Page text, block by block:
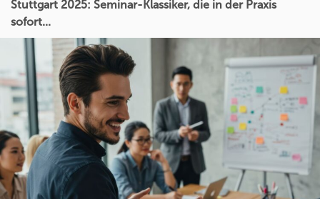
Stuttgart 2025: Seminar-Klassiker, die in der Praxis
sofort...